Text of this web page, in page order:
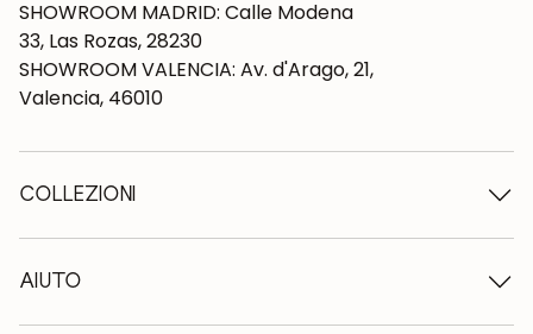
SHOWROOM MADRID: Calle Modena
33, Las Rozas, 28230
SHOWROOM VALENCIA: Av. d'Arago, 21,
Valencia, 46010
COLLEZIONI
Tavoli in legno
Tavoli allungabili
Sedie in legno
AIUTO
Chi siamo